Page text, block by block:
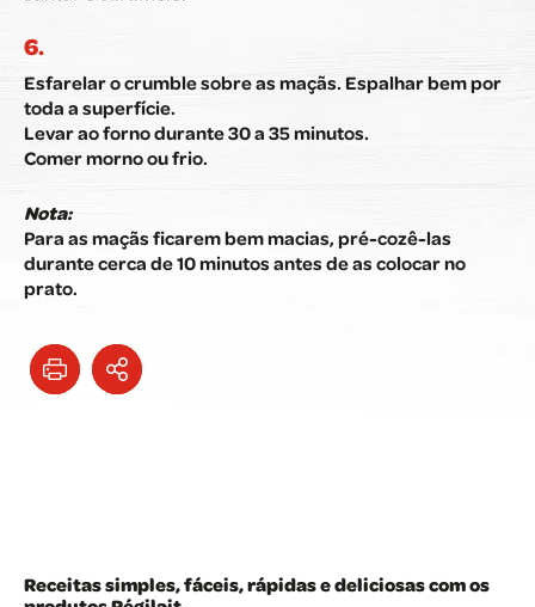
Esfarelar o crumble sobre as maçãs. Espalhar bem por
toda a superfície.
Levar ao forno durante 30 a 35 minutos.
Comer morno ou frio.
Nota:
Para as maçãs ficarem bem macias, pré-cozê-las
durante cerca de 10 minutos antes de as colocar no
prato.
Receitas simples, fáceis, rápidas e deliciosas com os